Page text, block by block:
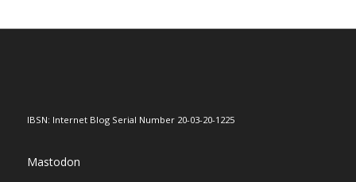
IBSN: Internet Blog Serial Number 20-03-20-1225
Mastodon